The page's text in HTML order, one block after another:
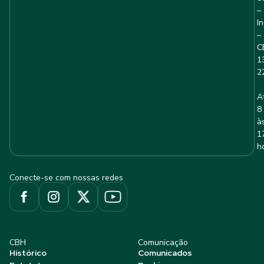
–
–
8
Conecte-se com nossas redes
CBH
Histórico
Comunicação
Comunicados